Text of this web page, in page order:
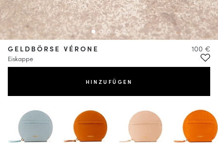
GELDBÖRSE VÉRONE
Eiskappe
100 €
HINZUFÜGEN